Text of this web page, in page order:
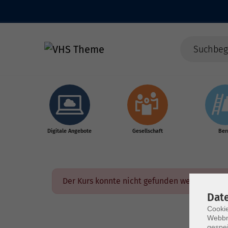
Digitale Angebote Gesellschaft
Der Kurs konnte nicht gefunden werden.